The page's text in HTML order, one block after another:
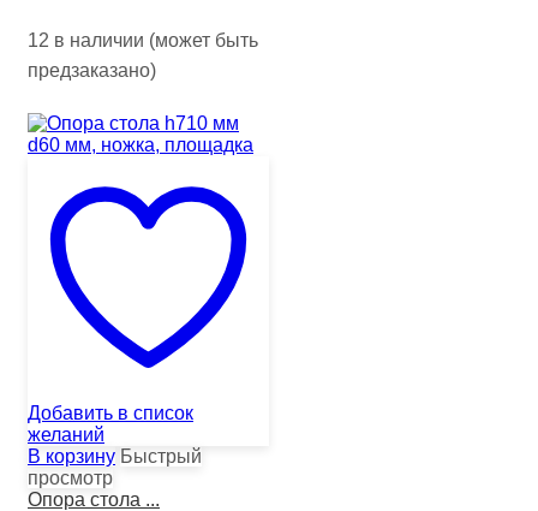
12 в наличии (может быть
предзаказано)
Добавить в список
желаний
В корзину Быстрый
просмотр
Опора стола ...